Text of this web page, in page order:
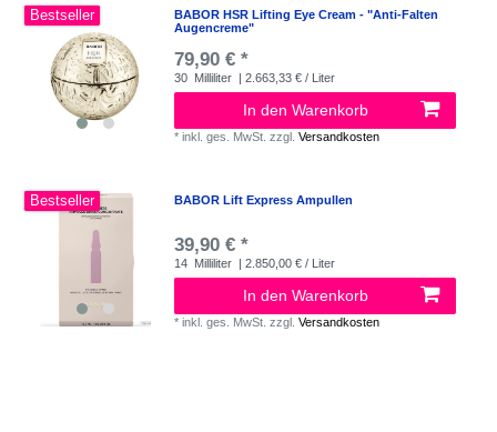
Bestseller
BABOR HSR Lifting Eye Cream - "Anti-Falten
Augencreme"
79,90 € *
30 Milliliter | 2.663,33 € / Liter
In den Warenkorb
*inkl. ges. MwSt. zzgl.Versandkosten
Bestseller BABOR Lift Express Ampullen
39,90 € *
14 Milliliter | 2.850,00 € / Liter
In den Warenkorb
*inkl. ges. MwSt. zzgl.Versandkosten